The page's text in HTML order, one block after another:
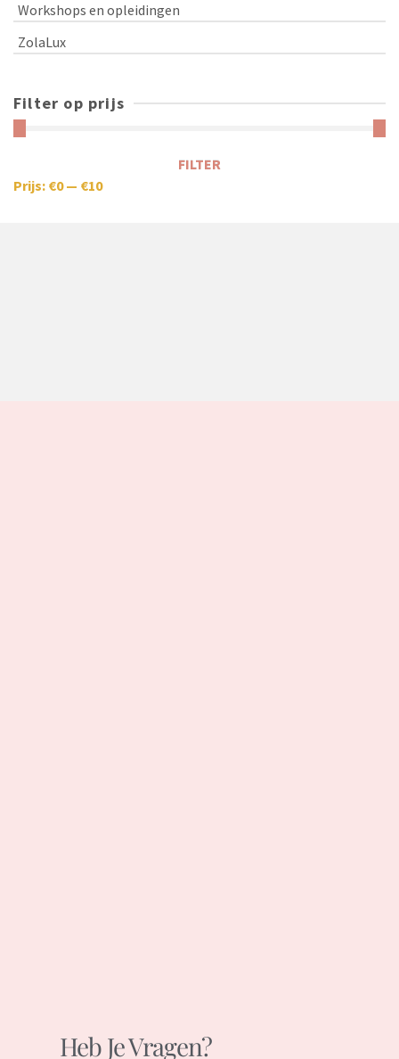
Workshops en opleidingen
ZolaLux
Filter op prijs
FILTER
Prijs: €0— €10
Heb Je Vragen?